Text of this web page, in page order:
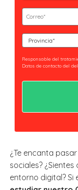
Email
(Obligatorio)
Curso
Responsable del
Datos de contacto del
Legitimación:
los derechos
¿Te encanta
sociales?
entorno digital? Si